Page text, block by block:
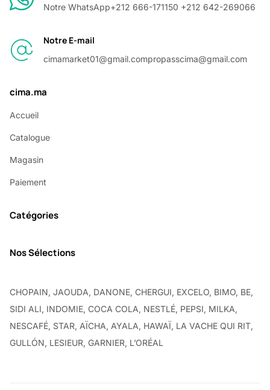
Notre WhatsApp+212 666-171150 +212 642-269066
Notre E-mail
cimamarket01@gmail.compropasscima@gmail.com
cima.ma
Accueil
Catalogue
Magasin
Paiement
Catégories
Nos Sélections
CHOPAIN, JAOUDA, DANONE, CHERGUI, EXCELO, BIMO, BE,
SIDI ALI, INDOMIE, COCA COLA, NESTLÉ, PEPSI, MILKA,
NESCAFÉ, STAR, AÏCHA, AYALA, HAWAÏ, LA VACHE QUI RIT,
GULLÓN, LESIEUR, GARNIER, L’ORÉAL